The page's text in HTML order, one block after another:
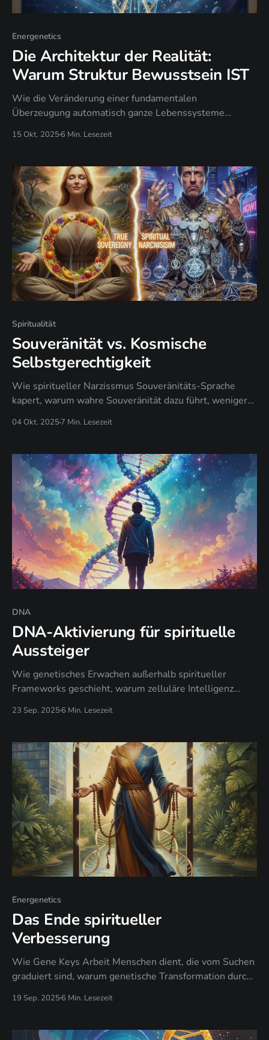
Energenetics
Die Architektur der Realität:
Warum Struktur Bewusstsein IST
Wie die Veränderung einer fundamentalen
Überzeugung automatisch ganze Lebenssysteme
ersetzt.
15 Okt. 2025 6 Min. Lesezeit
Spiritualität
Souveränität vs. Kosmische
Selbstgerechtigkeit
Wie spiritueller Narzissmus Souveränitäts-Sprache
kapert, warum wahre Souveränität dazu führt, weniger
04 Okt. 2025 7 Min. Lesezeit
DNA
DNA-Aktivierung für spirituelle
Aussteiger
Wie genetisches Erwachen außerhalb spiritueller
Frameworks geschieht, warum zelluläre Intelligenz
zur ultimativen spirituellen Rebellion wird.
23 Sep. 2025 6 Min. Lesezeit
Energenetics
Das Ende spiritueller
Verbesserung
Wie Gene Keys Arbeit Menschen dient, die vom Suchen
graduiert sind, warum genetische Transformation durch
wann authentische Frequenz "High Vibe" Performance
19 Sep. 2025 6 Min. Lesezeit